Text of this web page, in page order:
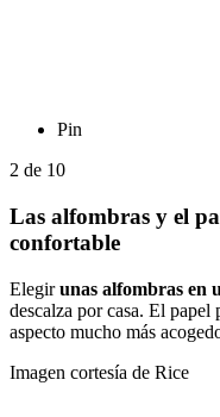
Pin
2 de 10
Las alfombras y el
confortable
Elegirunas alfombras en
descalza por casa. El papel
aspecto mucho más
Imagen cortesía de Rice